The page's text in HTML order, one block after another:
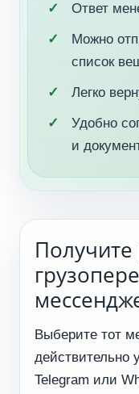
Ответ
Можно
список
Легко
Удобно
и
Получите
Выберите тот
действительно
Telegram или